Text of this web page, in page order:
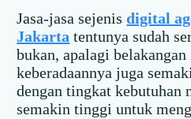
Jasa-jasa sejenisdigital
Jakarta tentunya sudah
bukan, apalagi
keberadaannya juga
dengan tingkat kebutuhan
semakin tinggi untuk